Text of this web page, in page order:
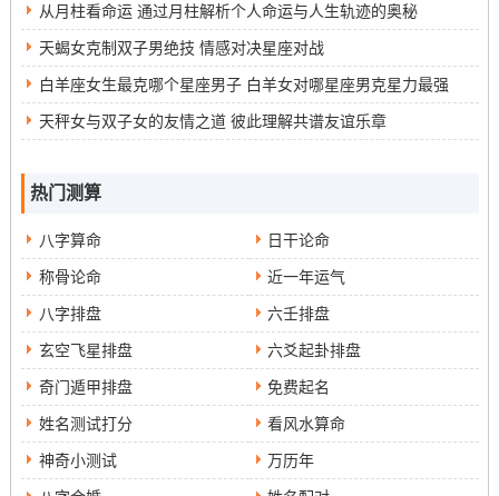
们更深层次的情感反应，形成了一种复杂的情感纠葛。
其他克星的影响
够克制天蝎座。水瓶座以其自立和理性的思维方式，能够
座则以其冲动和积极的态度，能够激发天蝎座的竞争心，
促使他们更加努力地追求目标。
归纳与展望
在星座的互动中，双子座和狮子座无疑是天蝎座的强大克
星。通过了解这些星座的特征及其与天蝎座的关系，可以
更好地理解情感中的复杂性和多样性。这不仅帮助人们在
社交中建立更和谐的关系，也为未来的研究提供了新的方
从月柱看命运 通过月柱解析个人命运与人生轨迹的奥秘
天蝎女克制双子男绝技 情感对决星座对战
白羊座女生最克哪个星座男子 白羊女对哪星座男克星力最强
天秤女与双子女的友情之道 彼此理解共谱友谊乐章
热门测算
八字算命 日干论命
称骨论命 近一年运气
八字排盘 六壬排盘
玄空飞星排盘 六爻起卦排盘
奇门遁甲排盘 免费起名
姓名测试打分 看风水算命
神奇小测试 万历年